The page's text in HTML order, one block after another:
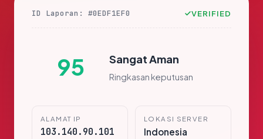
ID Laporan: #0EDF1EF0 VERIFIED
95 Sangat Aman
Ringkasan keputusan
ALAMAT IP
103.140.90.101
LOKASI SERVER
Indonesia